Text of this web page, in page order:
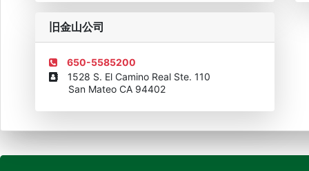
旧金山公司
650-5585200
1528 S. El Camino Real Ste. 110
San Mateo CA 94402